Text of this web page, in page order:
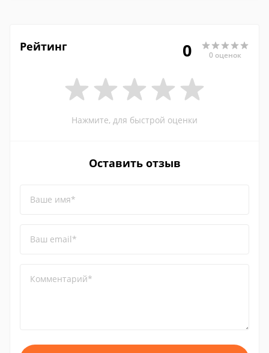
Рейтинг 0 0 оценок
Нажмите, для быстрой оценки
Оставить отзыв
Ваше имя*
Ваш email*
Комментарий*